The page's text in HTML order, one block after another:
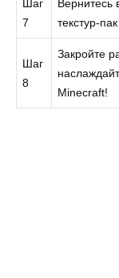
Шаг
7
Вернитесь
текстур-
Шаг
8
Закройте
Minecraft!